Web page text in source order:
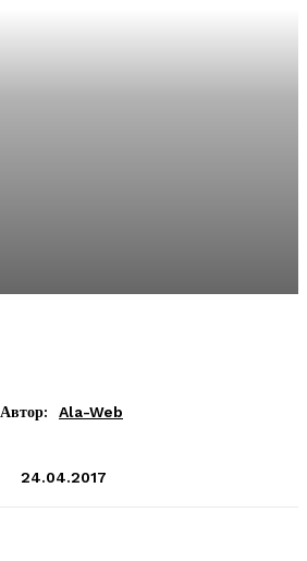
Автор: Ala-Web
24.04.2017